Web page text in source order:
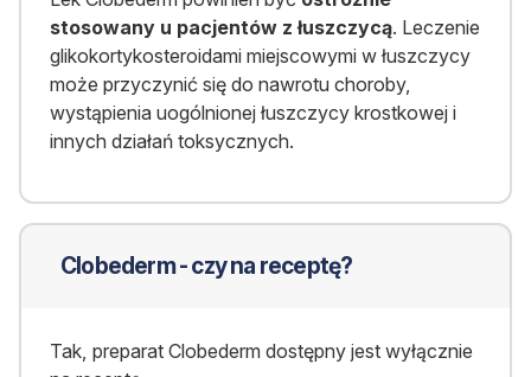
stosowany u pacjentów z łuszczycą. Leczenie
glikokortykosteroidami miejscowymi w łuszczycy
może przyczynić się do nawrotu choroby,
wystąpienia uogólnionej łuszczycy krostkowej i
innych działań toksycznych.
Clobederm - czy na receptę?
Tak, preparat Clobederm dostępny jest wyłącznie